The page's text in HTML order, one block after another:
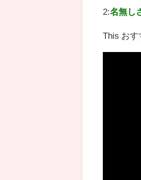
2:名無し
This おす